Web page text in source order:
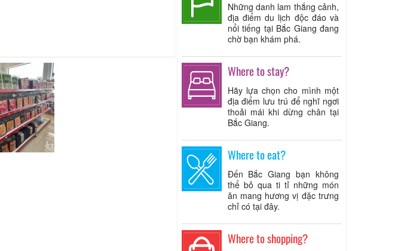
Những danh lam thắng cảnh,
địa điểm du lịch độc đáo và
nổi tiếng tại Bắc Giang đang
chờ bạn khám phá.
Where to stay?
Hãy lựa chọn cho mình một
địa điểm lưu trú để nghĩ ngơi
thoải mái khi dừng chân tại
Bắc Giang.
Where to eat?
Đến Bắc Giang bạn không
thể bỏ qua ti tỉ những món
ăn mang hương vị đặc trưng
chỉ có tại đây.
Where to shopping?